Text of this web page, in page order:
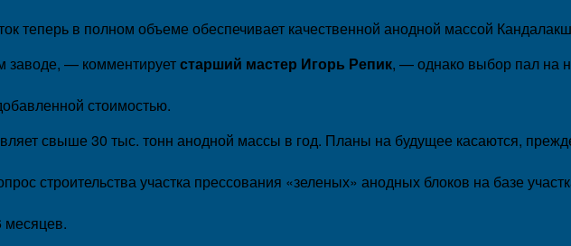
теперь в полном объеме обеспечивает качественной анодной массой
заводе, — комментируетстарший мастер Игорь Репик, — однако выбор пал на
стоимостью.
свыше 30 тыс. тонн анодной массы в год. Планы на будущее касаются,
строительства участка прессования «зеленых» анодных блоков на базе
месяцев.